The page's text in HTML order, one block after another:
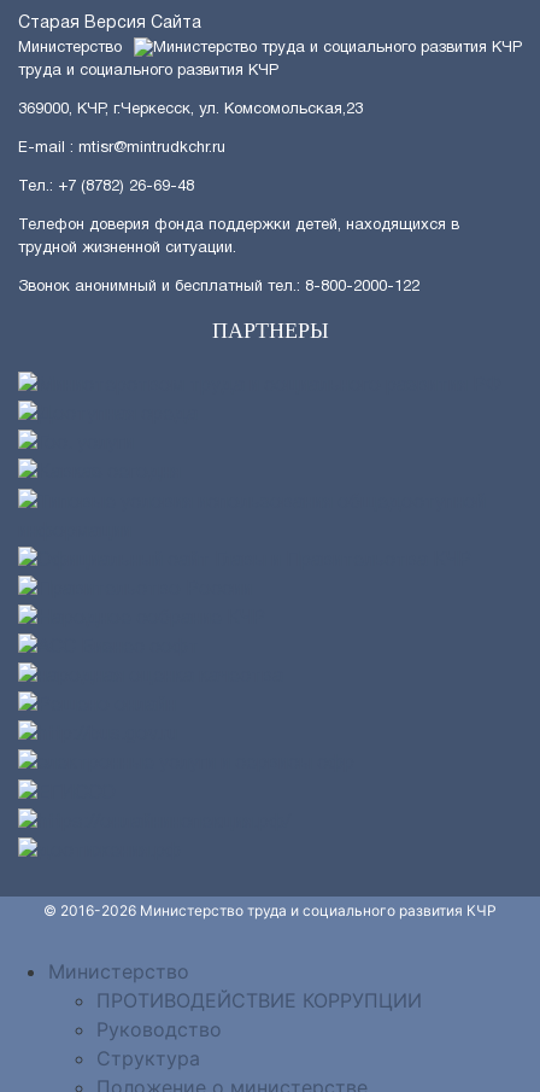
Старая Версия Сайта
Министерство
труда и социального развития КЧР
369000, КЧР, г.Черкесск, ул. Комсомольская,23
E-mail : mtisr@mintrudkchr.ru
Тел.: +7 (8782) 26-69-48
Телефон доверия фонда поддержки детей, находящихся в
трудной жизненной ситуации.
Звонок анонимный и бесплатный тел.: 8-800-2000-122
ПАРТНЕРЫ
© 2016-2026 Министерство труда и социального развития КЧР
Министерство
ПРОТИВОДЕЙСТВИЕ КОРРУПЦИИ
Руководство
Структура
Положение о министерстве